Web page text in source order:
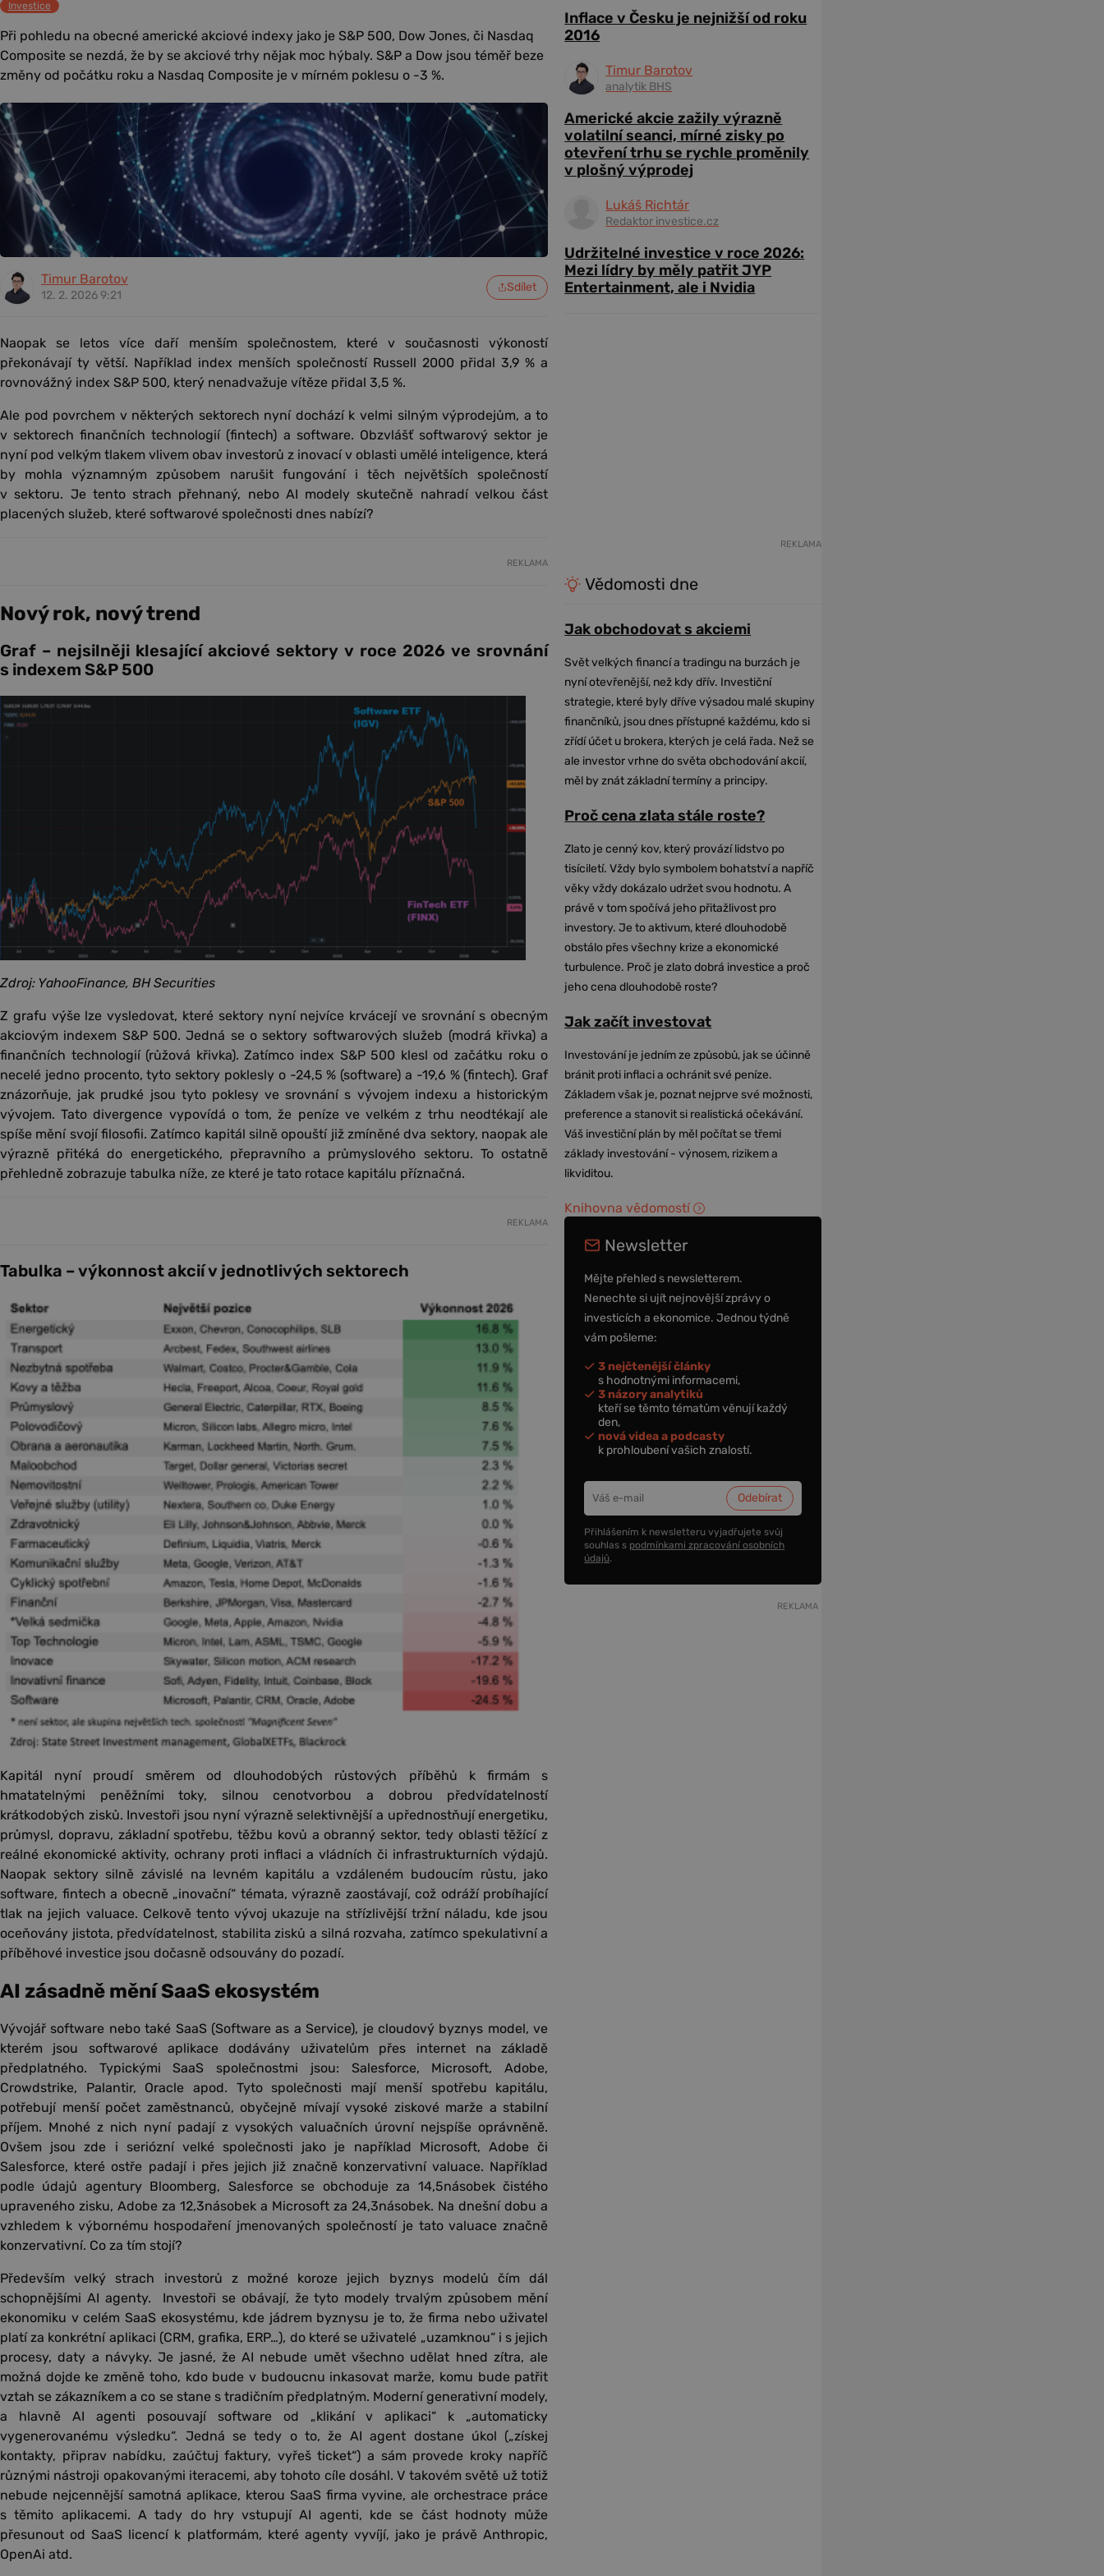
Investice
Při pohledu na obecné americké akciové indexy jako je S&P 500, Dow Jones, či Nasdaq
Composite se nezdá, že by se akciové trhy nějak moc hýbaly. S&P a Dow jsou téměř beze
změny od počátku roku a Nasdaq Composite je v mírném poklesu o -3 %.
Timur Barotov
12. 2. 2026 9:21
Sdílet
Naopak se letos více daří menším společnostem, které v současnosti výkoností
překonávají ty větší. Například index menších společností Russell 2000 přidal 3,9 % a
rovnovážný index S&P 500, který nenadvažuje vítěze přidal 3,5 %.
Ale pod povrchem v některých sektorech nyní dochází k velmi silným výprodejům, a to
v sektorech finančních technologií (fintech) a software. Obzvlášť softwarový sektor je
nyní pod velkým tlakem vlivem obav investorů z inovací v oblasti umělé inteligence, která
by mohla významným způsobem narušit fungování i těch největších společností
v sektoru. Je tento strach přehnaný, nebo AI modely skutečně nahradí velkou část
placených služeb, které softwarové společnosti dnes nabízí?
REKLAMA
Nový rok, nový trend
Graf – nejsilněji klesající akciové sektory v roce 2026 ve srovnání
s indexem S&P 500
Zdroj: YahooFinance, BH Securities
Z grafu výše lze vysledovat, které sektory nyní nejvíce krvácejí ve srovnání s obecným
akciovým indexem S&P 500. Jedná se o sektory softwarových služeb (modrá křivka) a
finančních technologií (růžová křivka). Zatímco index S&P 500 klesl od začátku roku o
necelé jedno procento, tyto sektory poklesly o -24,5 % (software) a -19,6 % (fintech). Graf
znázorňuje, jak prudké jsou tyto poklesy ve srovnání s vývojem indexu a historickým
vývojem. Tato divergence vypovídá o tom, že peníze ve velkém z trhu neodtékají ale
spíše mění svojí filosofii. Zatímco kapitál silně opouští již zmíněné dva sektory, naopak ale
výrazně přitéká do energetického, přepravního a průmyslového sektoru. To ostatně
přehledně zobrazuje tabulka níže, ze které je tato rotace kapitálu příznačná.
REKLAMA
Tabulka – výkonnost akcií v jednotlivých sektorech
Kapitál nyní proudí směrem od dlouhodobých růstových příběhů k firmám s
hmatatelnými peněžními toky, silnou cenotvorbou a dobrou předvídatelností
krátkodobých zisků. Investoři jsou nyní výrazně selektivnější a upřednostňují energetiku,
průmysl, dopravu, základní spotřebu, těžbu kovů a obranný sektor, tedy oblasti těžící z
reálné ekonomické aktivity, ochrany proti inflaci a vládních či infrastrukturních výdajů.
Naopak sektory silně závislé na levném kapitálu a vzdáleném budoucím růstu, jako
software, fintech a obecně „inovační“ témata, výrazně zaostávají, což odráží probíhající
tlak na jejich valuace. Celkově tento vývoj ukazuje na střízlivější tržní náladu, kde jsou
oceňovány jistota, předvídatelnost, stabilita zisků a silná rozvaha, zatímco spekulativní a
příběhové investice jsou dočasně odsouvány do pozadí.
AI zásadně mění SaaS ekosystém
Vývojář software nebo také SaaS (Software as a Service), je cloudový byznys model, ve
kterém jsou softwarové aplikace dodávány uživatelům přes internet na základě
předplatného. Typickými SaaS společnostmi jsou: Salesforce, Microsoft, Adobe,
Crowdstrike, Palantir, Oracle apod. Tyto společnosti mají menší spotřebu kapitálu,
potřebují menší počet zaměstnanců, obyčejně mívají vysoké ziskové marže a stabilní
příjem. Mnohé z nich nyní padají z vysokých valuačních úrovní nejspíše oprávněně.
Ovšem jsou zde i seriózní velké společnosti jako je například Microsoft, Adobe či
Salesforce, které ostře padají i přes jejich již značně konzervativní valuace. Například
podle údajů agentury Bloomberg, Salesforce se obchoduje za 14,5násobek čistého
upraveného zisku, Adobe za 12,3násobek a Microsoft za 24,3násobek. Na dnešní dobu a
vzhledem k výbornému hospodaření jmenovaných společností je tato valuace značně
konzervativní. Co za tím stojí?
Především velký strach investorů z možné koroze jejich byznys modelů čím dál
schopnějšími AI agenty. Investoři se obávají, že tyto modely trvalým způsobem mění
ekonomiku v celém SaaS ekosystému, kde jádrem byznysu je to, že firma nebo uživatel
platí za konkrétní aplikaci (CRM, grafika, ERP…), do které se uživatelé „uzamknou“ i s jejich
procesy, daty a návyky. Je jasné, že AI nebude umět všechno udělat hned zítra, ale
možná dojde ke změně toho, kdo bude v budoucnu inkasovat marže, komu bude patřit
vztah se zákazníkem a co se stane s tradičním předplatným. Moderní generativní modely,
a hlavně AI agenti posouvají software od „klikání v aplikaci“ k „automaticky
vygenerovanému výsledku“. Jedná se tedy o to, že AI agent dostane úkol („získej
kontakty, připrav nabídku, zaúčtuj faktury, vyřeš ticket“) a sám provede kroky napříč
různými nástroji opakovanými iteracemi, aby tohoto cíle dosáhl. V takovém světě už totiž
nebude nejcennější samotná aplikace, kterou SaaS firma vyvine, ale orchestrace práce
s těmito aplikacemi. A tady do hry vstupují AI agenti, kde se část hodnoty může
přesunout od SaaS licencí k platformám, které agenty vyvíjí, jako je právě Anthropic,
OpenAi atd.
Inflace v Česku je nejnižší od roku
2016
Timur Barotov
analytik BHS
Americké akcie zažily výrazně
volatilní seanci, mírné zisky po
otevření trhu se rychle proměnily
v plošný výprodej
Lukáš Richtár
Redaktor investice.cz
Udržitelné investice v roce 2026:
Mezi lídry by měly patřit JYP
Entertainment, ale i Nvidia
REKLAMA
Vědomosti dne
Jak obchodovat s akciemi
Svět velkých financí a tradingu na burzách je
nyní otevřenější, než kdy dřív. Investiční
strategie, které byly dříve výsadou malé skupiny
finančníků, jsou dnes přístupné každému, kdo si
zřídí účet u brokera, kterých je celá řada. Než se
ale investor vrhne do světa obchodování akcií,
měl by znát základní termíny a principy.
Proč cena zlata stále roste?
Zlato je cenný kov, který provází lidstvo po
tisíciletí. Vždy bylo symbolem bohatství a napříč
věky vždy dokázalo udržet svou hodnotu. A
právě v tom spočívá jeho přitažlivost pro
investory. Je to aktivum, které dlouhodobě
obstálo přes všechny krize a ekonomické
turbulence. Proč je zlato dobrá investice a proč
jeho cena dlouhodobě roste?
Jak začít investovat
Investování je jedním ze způsobů, jak se účinně
bránit proti inflaci a ochránit své peníze.
Základem však je, poznat nejprve své možnosti,
preference a stanovit si realistická očekávání.
Váš investiční plán by měl počítat se třemi
základy investování - výnosem, rizikem a
likviditou.
Knihovna vědomostí
Newsletter
Mějte přehled s newsletterem.
Nenechte si ujít nejnovější zprávy o
investicích a ekonomice. Jednou týdně
vám pošleme:
3 nejčtenější články
s hodnotnými informacemi,
3 názory analytiků
kteří se těmto tématům věnují každý
den,
nová videa a podcasty
k prohloubení vašich znalostí.
Přihlášením k newsletteru vyjadřujete svůj
souhlas s podmínkami zpracování osobních
údajů.
REKLAMA